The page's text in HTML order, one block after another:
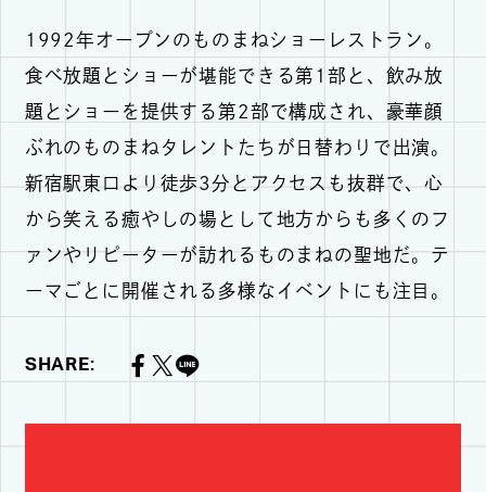
1992年オープンのものまねショーレストラン。
食べ放題とショーが堪能できる第1部と、飲み放
題とショーを提供する第2部で構成され、豪華顔
ぶれのものまねタレントたちが日替わりで出演。
新宿駅東口より徒歩3分とアクセスも抜群で、心
から笑える癒やしの場として地方からも多くのフ
ァンやリピーターが訪れるものまねの聖地だ。テ
ーマごとに開催される多様なイベントにも注目。
SHARE: